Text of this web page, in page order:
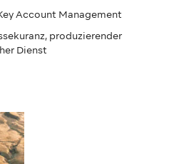
Account Management
produzierender
Dienst